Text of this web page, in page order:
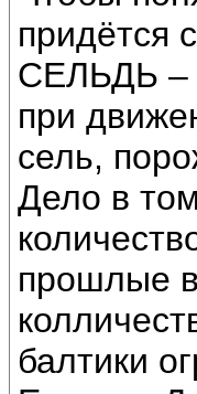
придётся
СЕЛЬДЬ –
при
сель,
Дело в
прошлые
балтики